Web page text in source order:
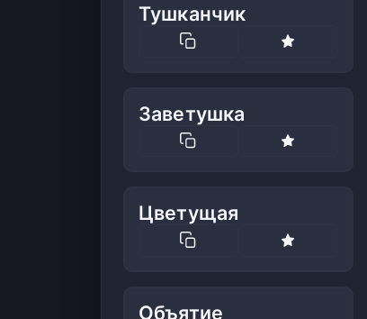
Тушканчик
Заветушка
Цветущая
Объятие